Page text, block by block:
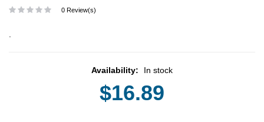
0 Review(s)
Availability: In stock
$16.89